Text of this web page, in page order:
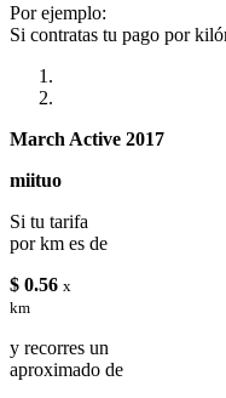
Por ejemplo:
Si contratas tu pago por
March Active 2017
miituo
Si tu tarifa
por km es de
$ 0.56 x
km
y recorres un
aproximado de